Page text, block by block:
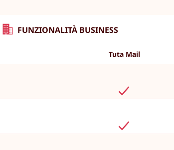
FUNZIONALITÀ BUSINESS
Tuta Mail